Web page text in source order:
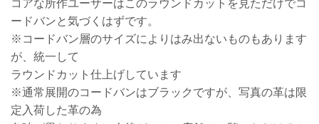
コアな所作ユーザーはこのラウンドカットを見ただけでコ
ードバンと気づくはずです。
※コードバン層のサイズによりはみ出ないものもあります
が、統一して
ラウンドカット仕上げしています
※通常展開のコードバンはブラックですが、写真の革は限
定入荷した革の為